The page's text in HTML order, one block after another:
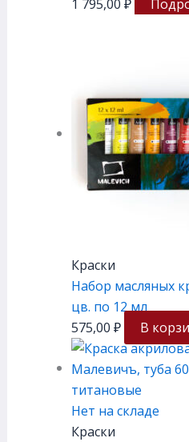
1 795,00 ₽
Краски
Набор масляных
цв. по 12 мл
575,00 ₽ В
Нет на складе
Краски